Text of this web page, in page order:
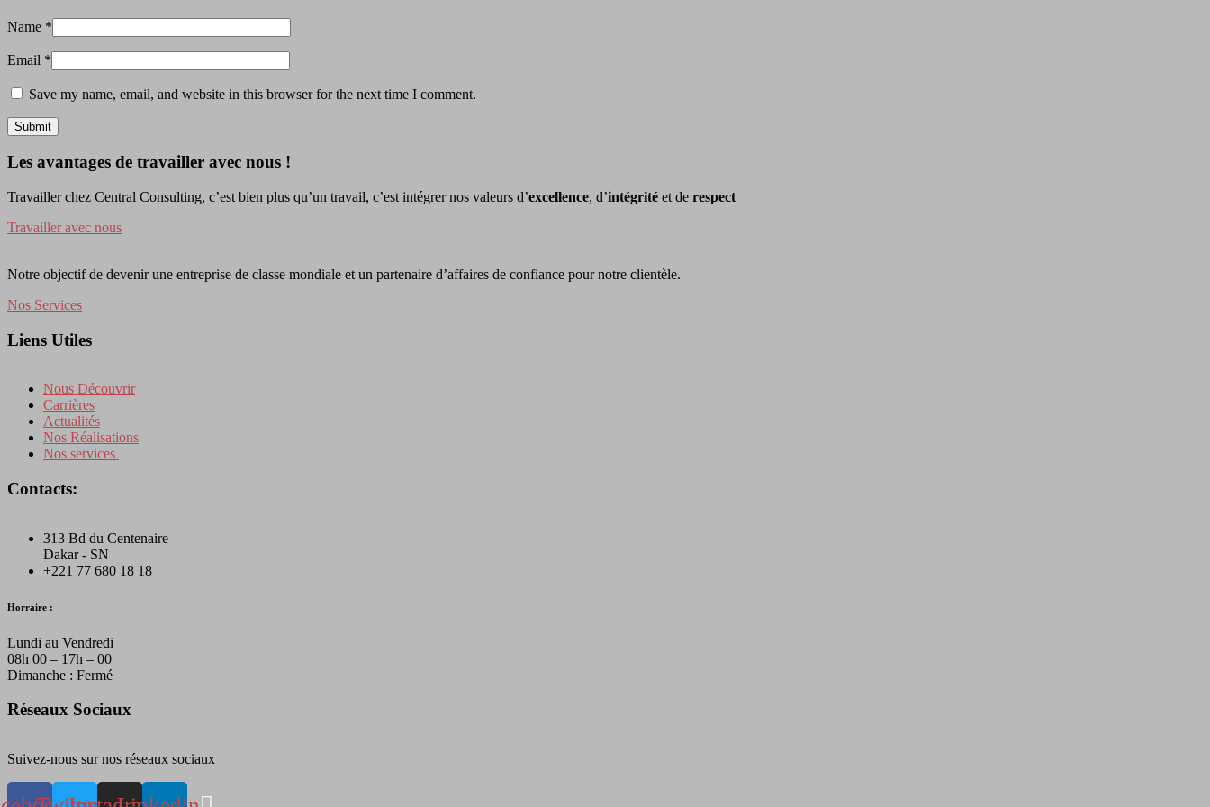
Name *
Email *
Save my name, email, and website in this browser for the next time I comment.
Les avantages de travailler avec nous !
Travailler chez Central Consulting, c’est bien plus qu’un travail, c’est intégrer nos valeurs d’excellence, d’intégrité et de respect
Travailler avec nous
Notre objectif de devenir une entreprise de classe mondiale et un partenaire d’affaires de confiance pour notre clientèle.
Nos Services
Liens Utiles
Nous Découvrir
Carrières
Actualités
Nos Réalisations
Nos services
Contacts:
313 Bd du Centenaire
Dakar - SN
+221 77 680 18 18
Horraire :
Lundi au Vendredi
08h 00 – 17h – 00
Dimanche : Fermé
Réseaux Sociaux
Suivez-nous sur nos réseaux sociaux